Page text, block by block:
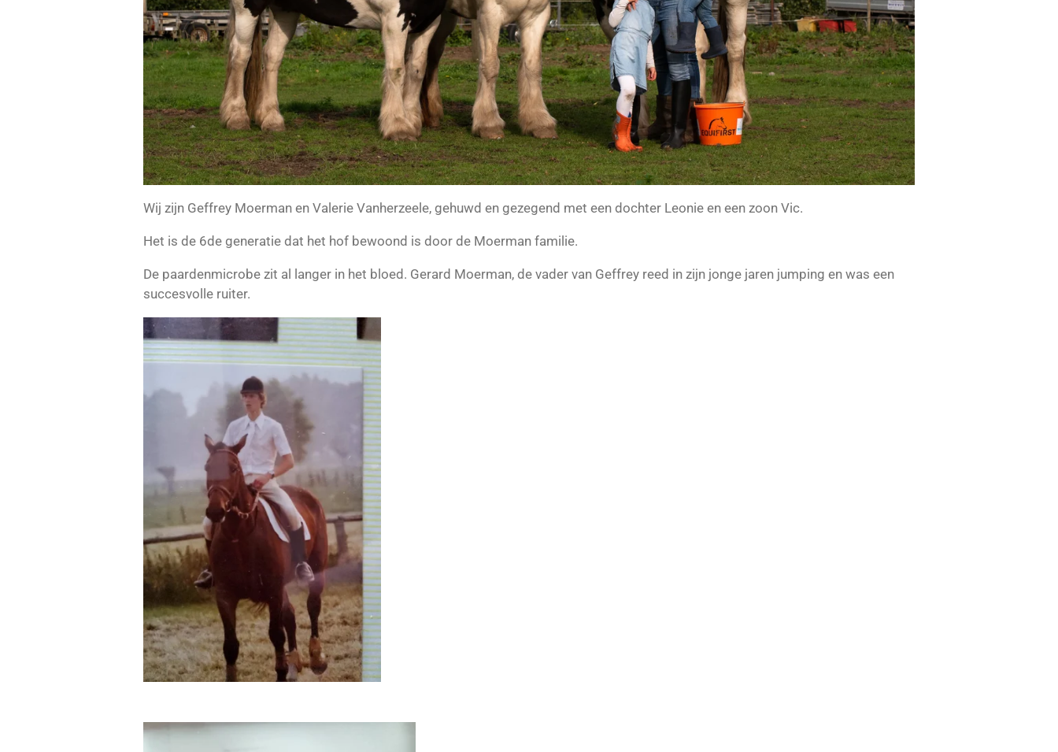
Wij zijn Geffrey Moerman en Valerie Vanherzeele, gehuwd en gezegend met een dochter Leonie en een zoon Vic.
Het is de 6de generatie dat het hof bewoond is door de Moerman familie.
De paardenmicrobe zit al langer in het bloed. Gerard Moerman, de vader van Geffrey reed in zijn jonge jaren jumping en was een
succesvolle ruiter.